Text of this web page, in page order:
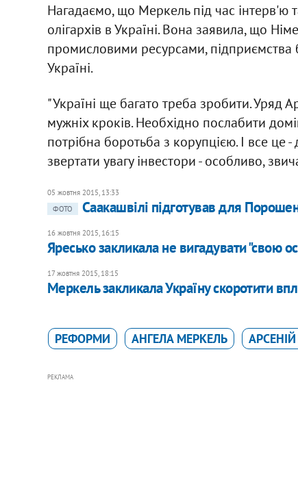
Нагадаємо, що Меркель під час інтерв'ю
олігархів в Україні. Вона заявила, що
промисловими ресурсами, підприємства
Україні.
"Україні ще багато треба зробити. Уряд
мужніх кроків. Необхідно послабити
потрібна боротьба з корупцією. І все це
звертати увагу інвестори - особливо,
05 жовтня 2015, 13:33
ФОТО
Саакашвілі підготував для
16 жовтня 2015, 16:15
Яресько закликала не вигадувати "свою
17 жовтня 2015, 18:15
Меркель закликала Україну скоротити
РЕФОРМИ АНГЕЛА МЕРКЕЛЬ
РЕКЛАМА